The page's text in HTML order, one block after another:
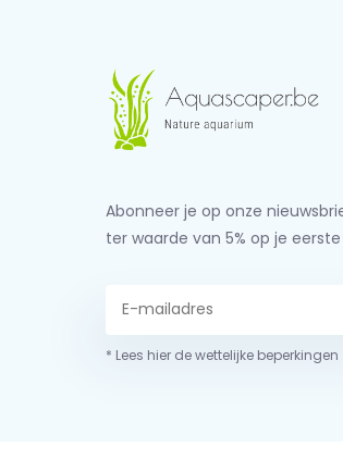
Abonneer je op onze
ter waarde van 5% op je
* Lees hier de wettelijke beperkingen